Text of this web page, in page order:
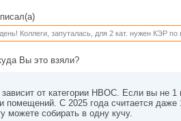
Коллеги, запуталась, для 2 кат. нужен КЭР
Вы это взяли?
зависит от категории НВОС. Если вы не
помещений. С 2025 года считается даже
можете собирать в одну кучу.